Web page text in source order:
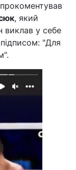
, який
виклав у себе
"Для